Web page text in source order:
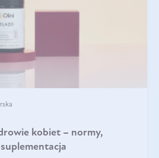
kobiet – normy,